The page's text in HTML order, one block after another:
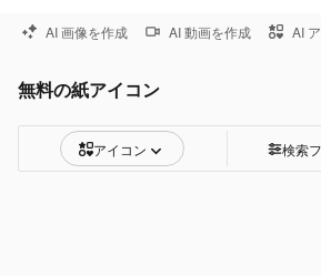
AI 画像を作成 AI 動画を作成 AI
無料の紙アイコン
アイコン 検索